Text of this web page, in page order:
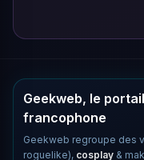
Geekweb, le
francophone
Geekweb regroupe des
roguelike), cosplay &